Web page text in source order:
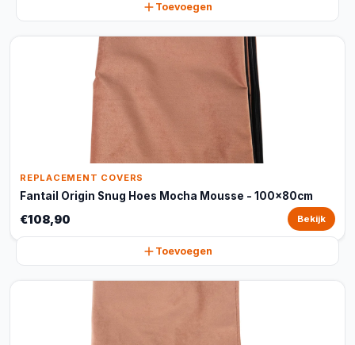
Toevoegen
REPLACEMENT COVERS
Fantail Origin Snug Hoes Mocha Mousse - 100x80cm
€108,90 Bekijk
Toevoegen